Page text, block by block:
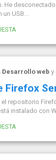
He
USB...
Desarrollo web y
Firefox
repositorio
instalado con